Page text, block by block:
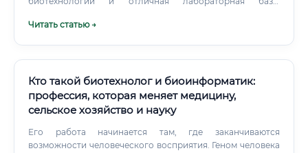
МСХА имени К.А.
Читать статью →
Кто такой биотехнолог и биоинформатик:
профессия, которая меняет медицину,
сельское хозяйство и науку
Его работа начинается там, где заканчиваются
возможности человеческого восприятия. Геном человека